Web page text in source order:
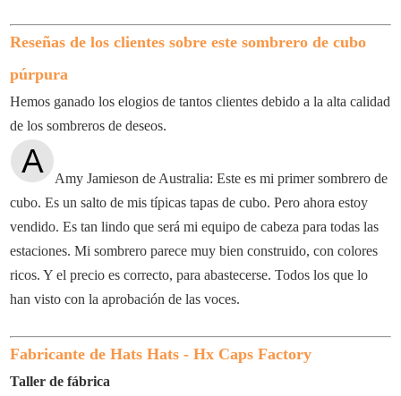
Reseñas de los clientes sobre este sombrero de cubo
púrpura
Hemos ganado los elogios de tantos clientes debido a la alta calidad
de los sombreros de deseos.
Amy Jamieson de Australia: Este es mi primer sombrero de
cubo. Es un salto de mis típicas tapas de cubo. Pero ahora estoy
vendido. Es tan lindo que será mi equipo de cabeza para todas las
estaciones. Mi sombrero parece muy bien construido, con colores
ricos. Y el precio es correcto, para abastecerse. Todos los que lo
han visto con la aprobación de las voces.
Fabricante de Hats Hats - Hx Caps Factory
Taller de fábrica